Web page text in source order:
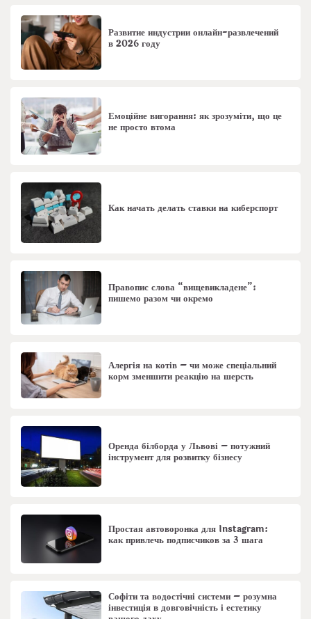
Развитие индустрии онлайн-развлечений
в 2026 году
Емоційне вигорання: як зрозуміти, що це
не просто втома
Как начать делать ставки на киберспорт
Правопис слова “вищевикладене”:
пишемо разом чи окремо
Алергія на котів – чи може спеціальний
корм зменшити реакцію на шерсть
Оренда білборда у Львові – потужний
інструмент для розвитку бізнесу
Простая автоворонка для Instagram:
как привлечь подписчиков за 3 шага
Софіти та водостічні системи – розумна
інвестиція в довговічність і естетику